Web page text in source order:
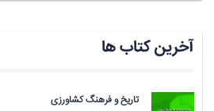
آخرین کتاب ها
تاریخ و فرهنگ کشاورزی